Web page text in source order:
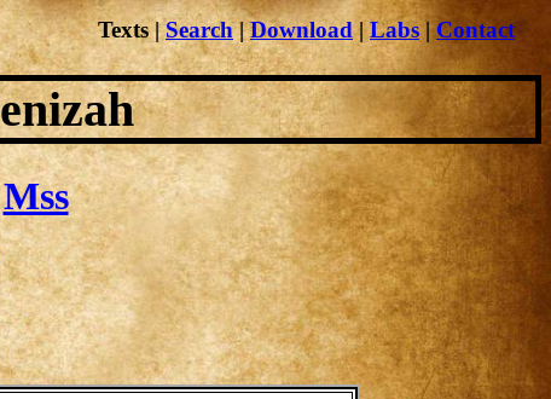
Mss
Texts|Search|Download|Labs | Contact